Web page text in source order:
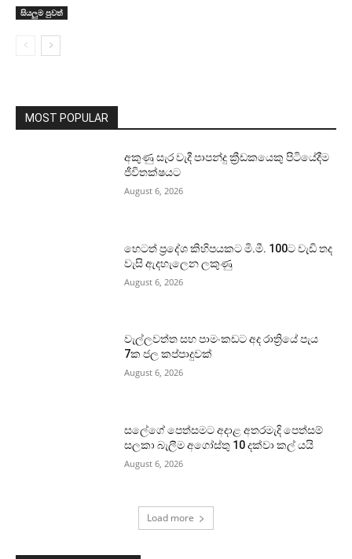
සියලුම පුවත්
MOST POPULAR
අකුණු සැර වැදී පාපන්දු ක්‍රීඩකයෙකු පිටියේදීම
ජීවිතක්ෂයට
August 6, 2026
හෙටත් ප්‍රදේශ කිහිපයකට මි.මී. 100ට වැඩි තද
වැසි ඇදහැලෙන ලකුණු
August 6, 2026
වැල්ලවත්ත සහ පාමංකඩට අද රාත්‍රියේ පැය
7ක ජල කප්පාදුවක්
August 6, 2026
සලේගේ පෙත්සමට අදාළ අතරමැදි පෙත්සම්
සලකා බැලීම අගෝස්තු 10 දක්වා කල් යයි
August 6, 2026
Load more